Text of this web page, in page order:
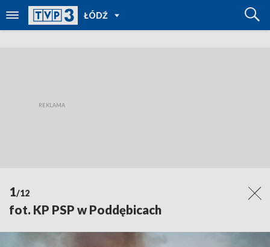
ŁÓDŹ
POWRÓT
DO
REGIONY
1/12
fot. KP PSP w Poddębicach